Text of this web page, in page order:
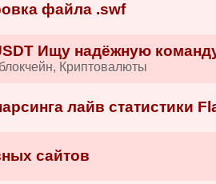
файла .swf
Ищу надёжную
Криптовалюты
лайв статистики
сайтов